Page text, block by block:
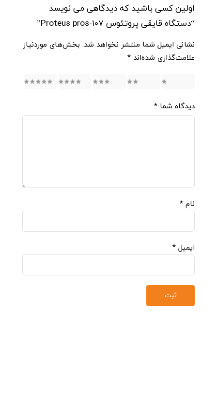
اولین کسی باشید که دیدگاهی می نویسد
“دستگاه قایقی پروتئوس Proteus pros-107”
نشانی ایمیل شما منتشر نخواهد شد. بخش‌های موردنیاز
علامت‌گذاری شده‌اند *
5
دیدگاه شما *
نام *
ایمیل *